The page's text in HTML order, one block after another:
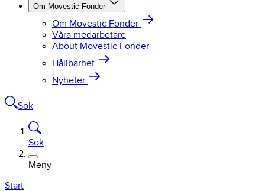
Om Movestic Fonder
Om Movestic Fonder
Våra medarbetare
About Movestic Fonder
Hållbarhet
Nyheter
Sök
Sök
Meny
Start